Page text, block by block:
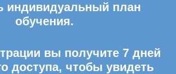
индивидуальный план
обучения.
вы получите 7 дней
доступа, чтобы увидеть